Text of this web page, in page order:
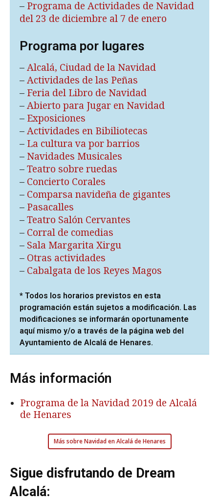
– Programa de Actividades de Navidad
del 23 de diciembre al 7 de enero
Programa por lugares
– Alcalá, Ciudad de la Navidad
– Actividades de las Peñas
– Feria del Libro de Navidad
– Abierto para Jugar en Navidad
– Exposiciones
– Actividades en Bibiliotecas
– La cultura va por barrios
– Navidades Musicales
– Teatro sobre ruedas
– Concierto Corales
– Comparsa navideña de gigantes
– Pasacalles
– Teatro Salón Cervantes
– Corral de comedias
– Sala Margarita Xirgu
– Otras actividades
– Cabalgata de los Reyes Magos
* Todos los horarios previstos en esta
programación están sujetos a modificación. Las
modificaciones se informarán oportunamente
aquí mismo y/o a través de la página web del
Ayuntamiento de Alcalá de Henares.
Más información
Programa de la Navidad 2019 de Alcalá
de Henares
Más sobre Navidad en Alcalá de Henares
Sigue disfrutando de Dream
Alcalá: